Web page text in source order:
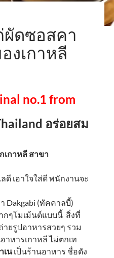
ผัดซอสคา
งเกาหลี
no.1 from
อร่อยสม
เกาหลี สาขา
เอาใจใส่ดี พนักงานจะ
Dakgabi (ทัคคาลบี้)
กๆโมเม้นต์แบบนี้ สิ่งที่
ยรูปอาหารสวยๆ รวม
หารเกาหลี ไม่ตกเท
เนเป็นร้านอาหาร ชื่อดัง